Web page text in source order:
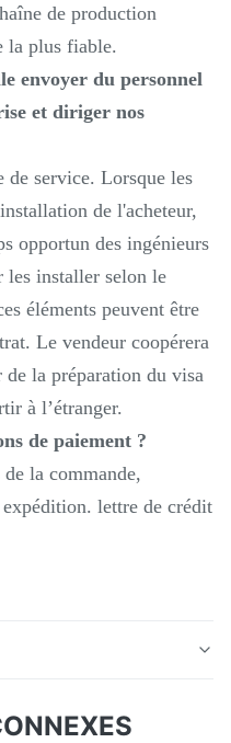
de production
la plus fiable.
envoyer du personnel
et diriger nos
de service. Lorsque les
de l'acheteur,
opportun des ingénieurs
les installer selon le
éléments peuvent être
Le vendeur coopérera
de la préparation du visa
à l’étranger.
de paiement ?
la commande,
lettre de crédit
Fraiseuse CNC